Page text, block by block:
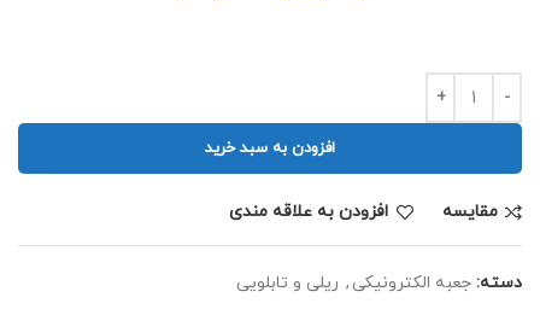
افزودن به سبد خرید
مقايسه افزودن به علاقه مندی
دسته: جعبه الکترونیکی , ریلی و تابلویی